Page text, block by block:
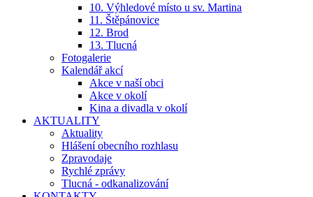
10. Výhledové místo u sv. Martina
11. Štěpánovice
12. Brod
13. Tlucná
Fotogalerie
Kalendář akcí
Akce v naší obci
Akce v okolí
Kina a divadla v okolí
AKTUALITY
Aktuality
Hlášení obecního rozhlasu
Zpravodaje
Rychlé zprávy
Tlucná - odkanalizování